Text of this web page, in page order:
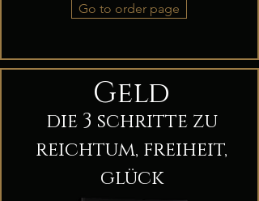
Go to order page
Geld
die 3 schritte zu
reichtum, freiheit,
glück